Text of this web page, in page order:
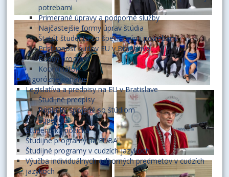
potrebami
Primerané úpravy a podporné služby
Najčastejšie formy úprav štúdia
Štatút študenta so špecifickými potrebami
Prístupnosť budov EU v Bratislave
Buddy program
Koordinátori
Rigorózne konanie
Legislatíva a predpisy na EU v Bratislave
Študijné predpisy
Poplatky spojené so štúdiom
Štipendiá
Študentská pôžička
Študijné programy na EUBA
Študijné programy v cudzích jazykoch
Výučba individuálnych odborných predmetov v cudzích
jazykoch